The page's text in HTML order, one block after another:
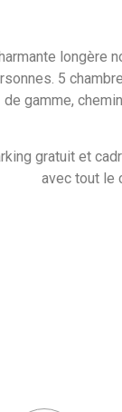
longère
5
de gamme,
gratuit et
avec tout le